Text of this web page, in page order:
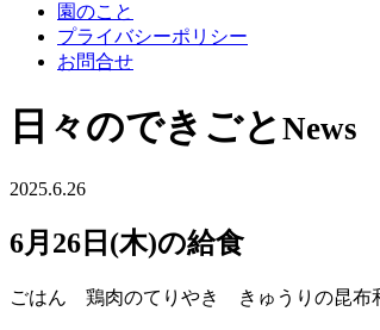
園のこと
プライバシーポリシー
お問合せ
日々のできごと News
2025.6.26
6月26日(木)の給食
ごはん 鶏肉のてりやき きゅうりの昆